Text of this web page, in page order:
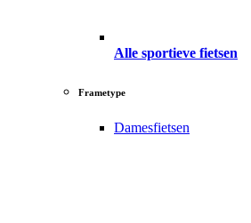
Alle sportieve fietsen
Frametype
Damesfietsen